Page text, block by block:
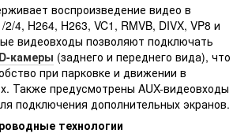
воспроизведение видео в
4, H264, H263, VC1, RMVB, DIVX, VP8 и
видеовходы позволяют подключать
камеры (заднего и переднего вида), что
при парковке и движении в
Также предусмотрены AUX-видеовходы
подключения дополнительных экранов.
технологии